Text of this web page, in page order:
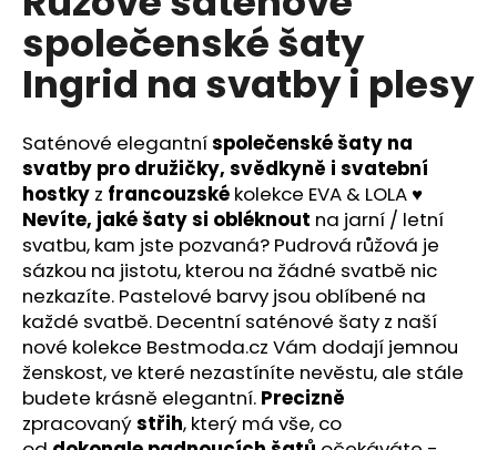
společenské šaty
Ingrid na svatby i plesy
Saténové elegantníspolečenskéšaty na
svatby pro družičky, svědkyně i svatební
hostky z francouzské kolekce EVA & LOLA ♥
Nevíte, jaké šaty si obléknout na jarní / letní
svatbu, kam jste pozvaná? Pudrová růžová je
sázkou na jistotu, kterou na žádné svatbě nic
nezkazíte. Pastelové barvy jsou oblíbené na
každé svatbě. Decentní saténové šaty z naší
nové kolekce Bestmoda.cz Vám dodají jemnou
ženskost, ve které nezastíníte nevěstu, ale stále
budete krásně elegantní. Precizně
zpracovanýstřih, který má vše, co
u
j
e
m
SVĚTLE
ZELENÉ
SATÉNOVÉ
SPOLEČENSKÉ
ŠATY
INGRID
NA
SVATBY
I
PLESY
2
290
Kč